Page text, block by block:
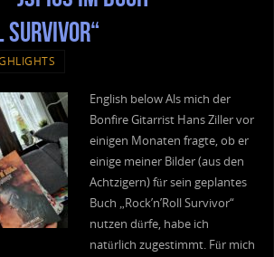
Survivor“
English below Als mich der
Bonfire Gitarrist Hans Ziller vor
einigen Monaten fragte, ob er
einige meiner Bilder (aus den
Achtzigern) für sein geplantes
Buch „Rock’n’Roll Survivor“
nutzen dürfe, habe ich
natürlich zugestimmt. Für mich